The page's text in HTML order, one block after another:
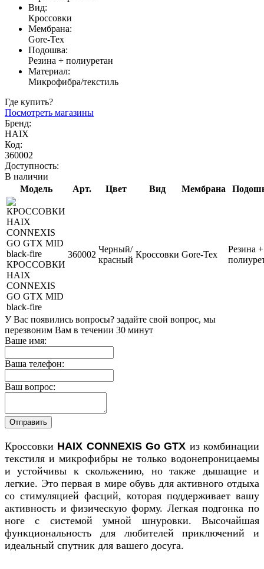
Вид:
Кроссовки
Мембрана:
Gore-Tex
Подошва:
Резина + полиуретан
Материал:
Микрофибра/текстиль
Где купить?
Посмотреть магазины
Бренд:
HAIX
Код:
360002
Доступность:
В наличии
Модель
Арт. Цвет Вид Мембрана
КРОССОВКИ
HAIX
CONNEXIS
GO GTX MID
black-fire
360002
Черный/
красный
Кроссовки Gore-Tex
Резина +
У Вас появились вопросы? задайте свой вопрос, мы
перезвоним Вам в течении 30 минут
Ваше имя:
Ваша телефон:
Ваш вопрос:
Кроссовки HAIX CONNEXIS Go GTX из комбинации
текстиля и микрофибры не только водонепроницаемы
и устойчивы к скольжению, но также дышащие и
легкие. Это первая в мире обувь для активного отдыха
со стимуляцией фасций, которая поддерживает вашу
активность и физическую форму. Легкая подгонка по
ноге с системой умной шнуровки. Высочайшая
функциональность для любителей приключений и
идеальный спутник для вашего досуга.